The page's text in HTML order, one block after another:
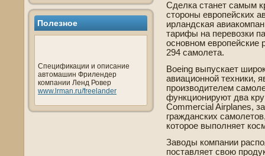
Полезное
Спецификации и описание
автомашин Фрилендер
компании Ленд Ровер
www.lrman.ru/freelander
Сде­лка станет самым
стороны европейских
ирландская
тарифы на перевозки
основном европейские
294 самолета.
Boeing выпускает
авиационной техники,
производителем
функционируют два
Commercial Airplanes,
гражданских
которое выполняет
Заводы компании
поставляет свою